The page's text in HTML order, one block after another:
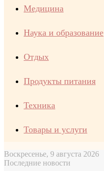
Медицина
Наука и образование
Отдых
Продукты питания
Техника
Товары и услуги
Воскресенье, 9 августа 2026
Последние новости